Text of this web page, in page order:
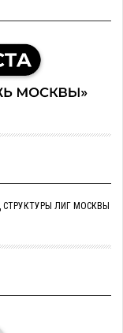
ЛИГ МОСКВЫ